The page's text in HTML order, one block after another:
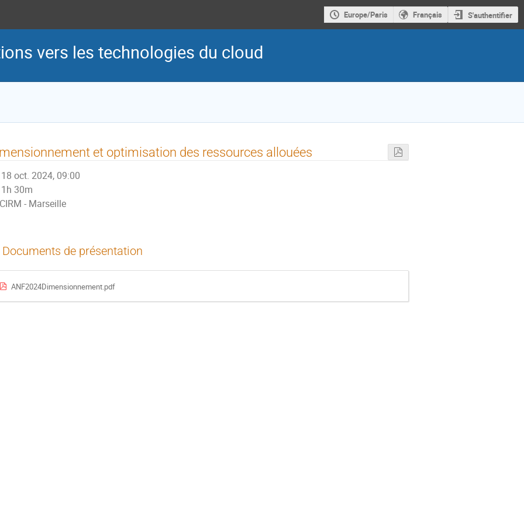
Europe/Paris Français S'authentifier
vers les technologies du cloud
et optimisation des ressources allouées
18 oct. 2024, 09:00
1h 30m
CIRM - Marseille
Documents de présentation
ANF2024Dimensionnement.pdf